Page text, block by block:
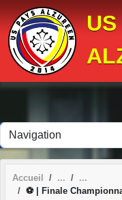
US
Accueil
⚽ | Finale
Panneau de gestion des